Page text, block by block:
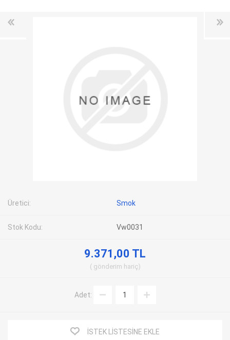
Üretici: Smok
Stok Kodu: Vw0031
9.371,00 TL
gönderim hariç
Adet:
İSTEK LISTESINE EKLE